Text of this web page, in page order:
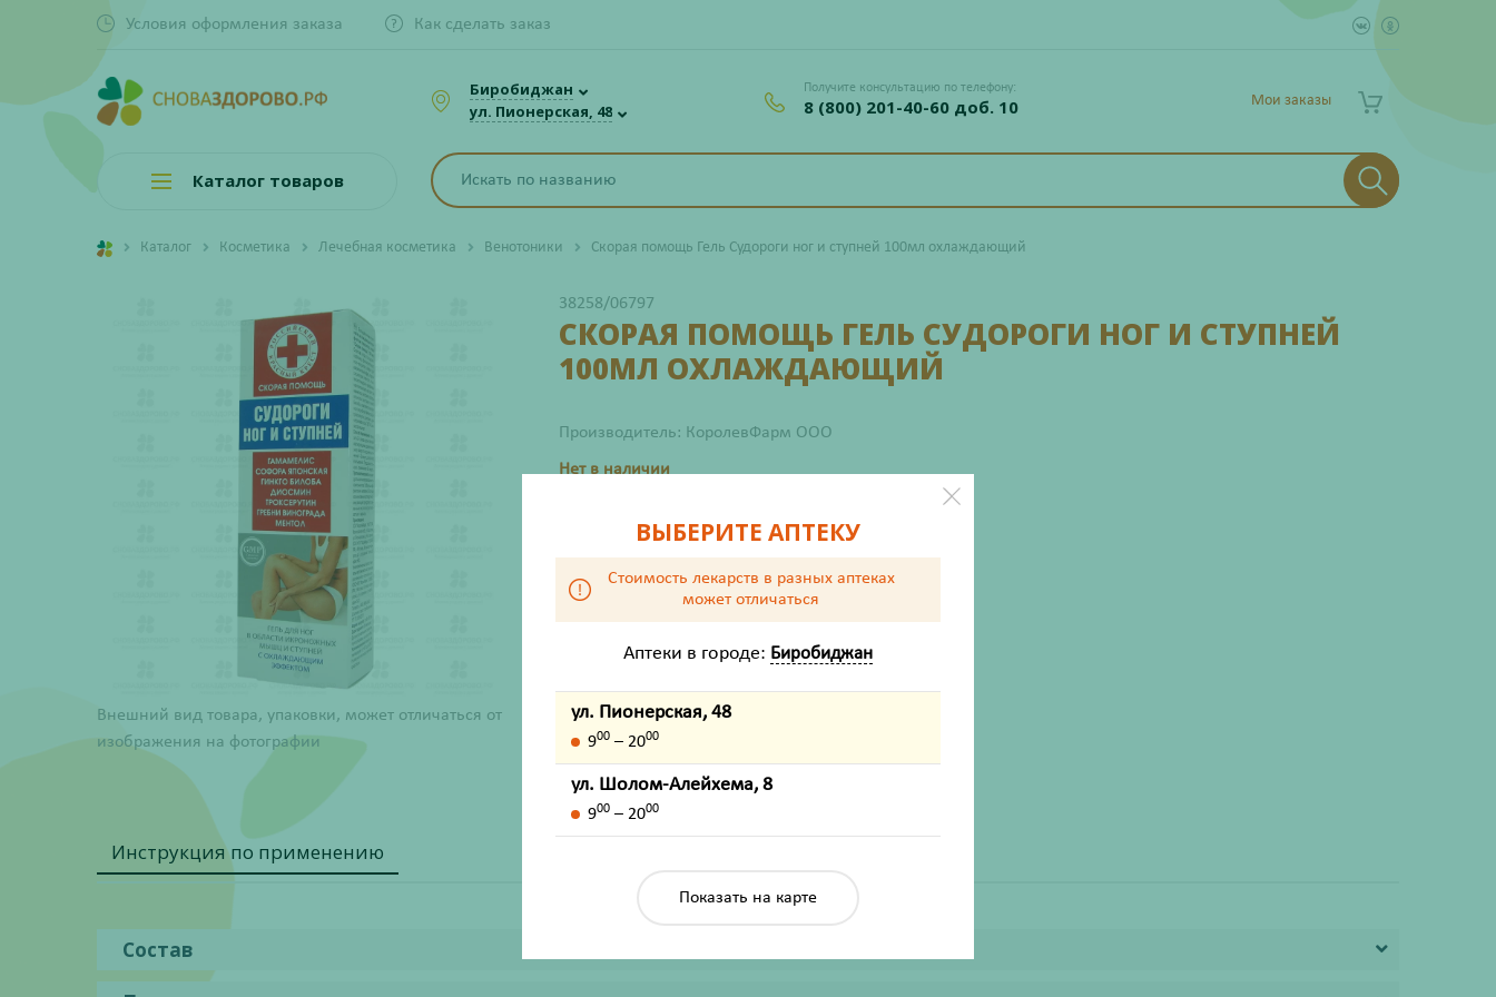
Условия оформления заказа Как сделать заказ
Биробиджан
ул. Пионерская, 48
Получите консультацию по телефону:
8 (800) 201-40-60 доб. 10 Мои заказы
Каталог товаров
Каталог Косметика Лечебная косметика Венотоники Скорая помощь Гель Судороги ног и ступней 100мл охлаждающий
Внешний вид товара, упаковки, может отличаться от
изображения на фотографии
38258/06797
СКОРАЯ ПОМОЩЬ ГЕЛЬ СУДОРОГИ НОГ И СТУПНЕЙ
100МЛ ОХЛАЖДАЮЩИЙ
Производитель: КоролевФарм ООО
Нет в наличии
ХАРАКТЕРИСТИКИ
Производитель
Жизненно важный
Инструкция по применению
Состав
ВЫБЕРИТЕ АПТЕКУ
Стоимость лекарств в разных аптеках
может отличаться
Аптеки в городе: Биробиджан
ул. Пионерская, 48
900 – 2000
ул. Шолом-Алейхема, 8
900 – 2000
Показать на карте